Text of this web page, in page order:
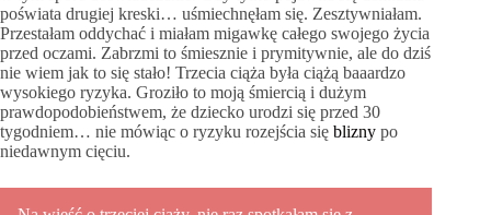
poświata drugiej kreski… uśmiechnęłam się. Zesztywniałam.
Przestałam oddychać i miałam migawkę całego swojego życia
przed oczami. Zabrzmi to śmiesznie i prymitywnie, ale do dziś
nie wiem jak to się stało! Trzecia ciąża była ciążą baaardzo
wysokiego ryzyka. Groziło to moją śmiercią i dużym
prawdopodobieństwem, że dziecko urodzi się przed 30
tygodniem… nie mówiąc o ryzyku rozejścia się blizny po
niedawnym cięciu.